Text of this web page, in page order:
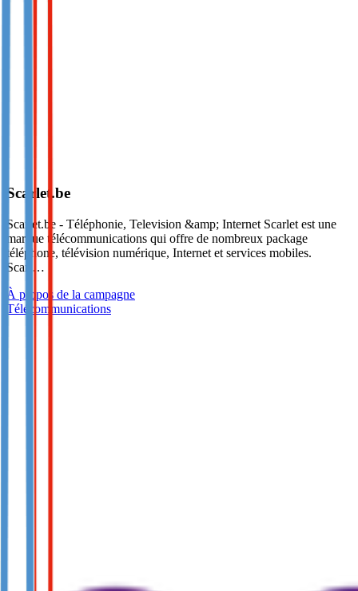
Scarlet.be
Scarlet.be - Téléphonie, Television &amp; Internet Scarlet est une
marque télécommunications qui offre de nombreux package
téléphone, télévision numérique, Internet et services mobiles.
Scarl…
À propos de la campagne
Télécommunications